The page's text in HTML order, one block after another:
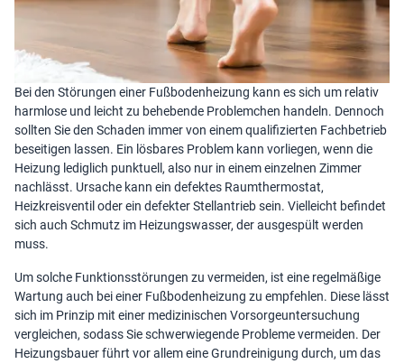
Bei den Störungen einer Fußbodenheizung kann es sich um relativ
harmlose und leicht zu behebende Problemchen handeln. Dennoch
sollten Sie den Schaden immer von einem qualifizierten Fachbetrieb
beseitigen lassen. Ein lösbares Problem kann vorliegen, wenn die
Heizung lediglich punktuell, also nur in einem einzelnen Zimmer
nachlässt. Ursache kann ein defektes Raumthermostat,
Heizkreisventil oder ein defekter Stellantrieb sein. Vielleicht befindet
sich auch Schmutz im Heizungswasser, der ausgespült werden
muss.
Um solche Funktionsstörungen zu vermeiden, ist eine regelmäßige
Wartung auch bei einer Fußbodenheizung zu empfehlen. Diese lässt
sich im Prinzip mit einer medizinischen Vorsorgeuntersuchung
vergleichen, sodass Sie schwerwiegende Probleme vermeiden. Der
Heizungsbauer führt vor allem eine Grundreinigung durch, um das